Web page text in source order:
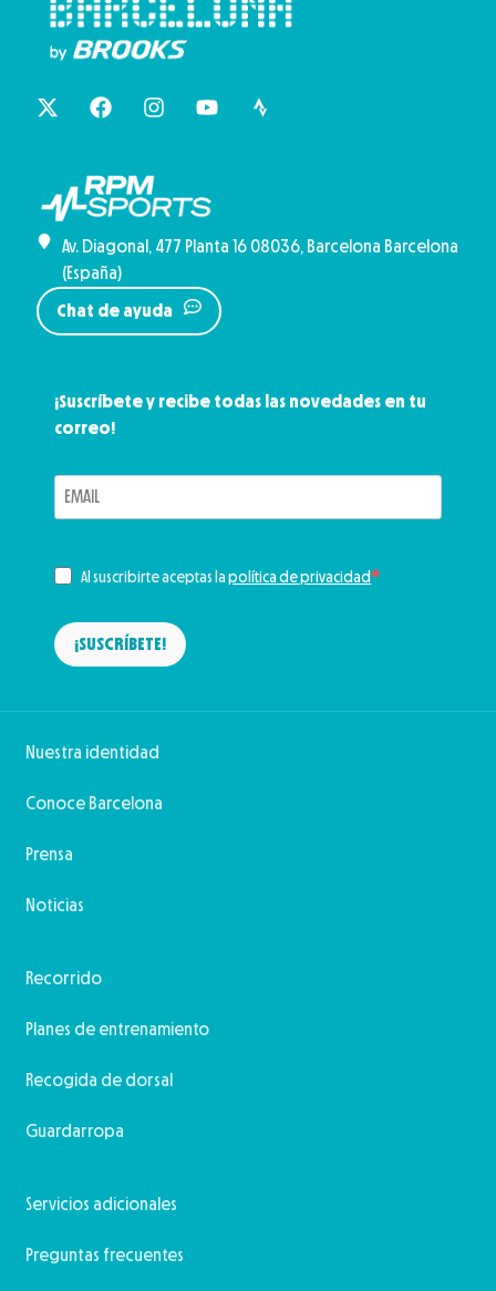
¡Suscríbete y recibe todas las novedades en tu
correo!
Al suscribirte aceptas lapolítica de privacidad
¡SUSCRÍBETE!
Av. Diagonal, 477 Planta 16 08036, Barcelona Barcelona
(España)
Chat de ayuda
Nuestra identidad
Conoce Barcelona
Prensa
Noticias
Recorrido
Planes de entrenamiento
Recogida de dorsal
Guardarropa
Servicios adicionales
Preguntas frecuentes